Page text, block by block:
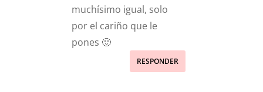
muchísimo igual, solo
por el cariño que le
pones 🙂
RESPONDER